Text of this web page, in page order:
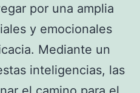
por una amplia
y emocionales
Mediante un
inteligencias, las